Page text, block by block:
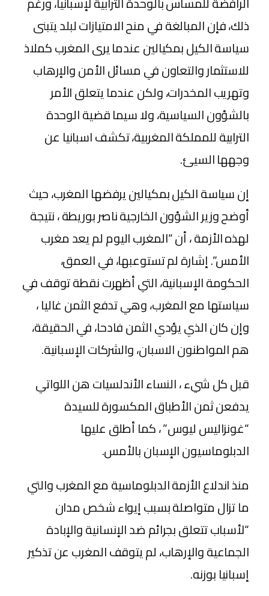
ذلك، فإن المبالغة في منح الامتيازات لبلد يتبنى
سياسة الكيل بمكيالين عندما يرى المغرب كملاذ
للاستثمار والتعاون في مسائل الأمن والإرهاب
وتهريب المخدرات، ولكن عندما يتعلق الأمر
بالشؤون السياسية، ولا سيما قضية الوحدة
الترابية للمملكة المغربية، تكشف اسبانيا عن
وجهها السيئ.
إن سياسة الكيل بمكيالين يرفضها المغرب، حيث
أوضح وزير الشؤون الخارجية ناصر بوريطة ، نتيجة
لهذه الأزمة ، أن “المغرب اليوم لم يعد مغرب
الأمس”. إشارة لم تستوعبها، في العمق،
الحكومة الإسبانية، التي أظهرت نقطة توقف في
سياستها مع المغرب، وهي تدفع الثمن غاليا ،
وإن كان الذي يؤدي الثمن فادحا، في الحقيقة،
هم المواطنون الاسبان، والشركات الإسبانية.
قبل كل شيء ، النساء الأندلسيات هن اللواتي
يدفعن ثمن الأطباق المكسورة للسيدة
“غونزاليس ليوس” ، كما أطلق عليها
الدبلوماسيون الإسبان بالأمس.
منذ اندلاع الأزمة الدبلوماسية مع المغرب والتي
ما تزال متواصلة بسبب إيواء شخص مدان
“لأسباب تتعلق بجرائم ضد الإنسانية والإبادة
الجماعية والإرهاب، لم يتوقف المغرب عن تذكير
إسبانيا بوزنه.